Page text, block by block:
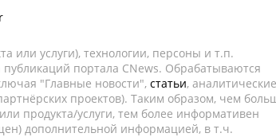
или услуги), технологии, персоны и т.п.
портала CNews. Обрабатываются
"Главные новости", статьи, аналитические
проектов). Таким образом, чем
продукта/услуги, тем более информативен
дополнительной информацией, в т.ч.